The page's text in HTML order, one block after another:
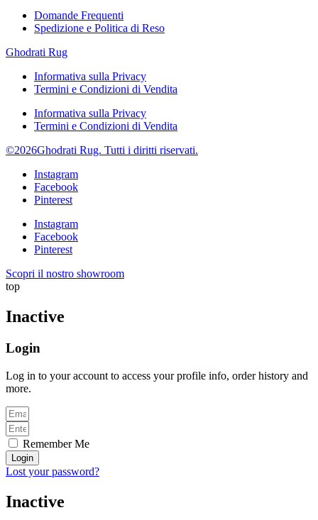
Domande Frequenti
Spedizione e Politica di Reso
Ghodrati Rug
Informativa sulla Privacy
Termini e Condizioni di Vendita
Informativa sulla Privacy
Termini e Condizioni di Vendita
©2026Ghodrati Rug. Tutti i diritti riservati.
Instagram
Facebook
Pinterest
Instagram
Facebook
Pinterest
Scopri il nostro showroom
top
Inactive
Login
Log in to your account to access your profile info, order history and
more.
Remember Me
Login
Lost your password?
Inactive